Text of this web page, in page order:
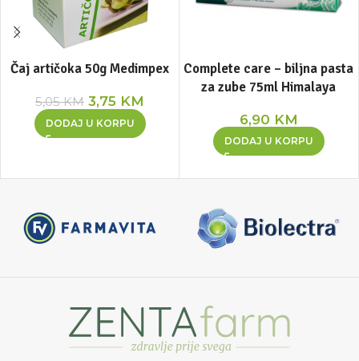
Čaj artičoka 50g Medimpex
5,05KM 3,75 KM
DODAJ U KORPU
Complete care – biljna pasta
za zube 75ml Himalaya
6,90 KM
DODAJ U KORPU